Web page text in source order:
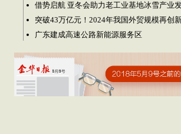
借势启航 亚冬会助力老工业基地冰雪产业
突破43万亿元！2024年我国外贸规模再创
广东建成高速公路新能源服务区